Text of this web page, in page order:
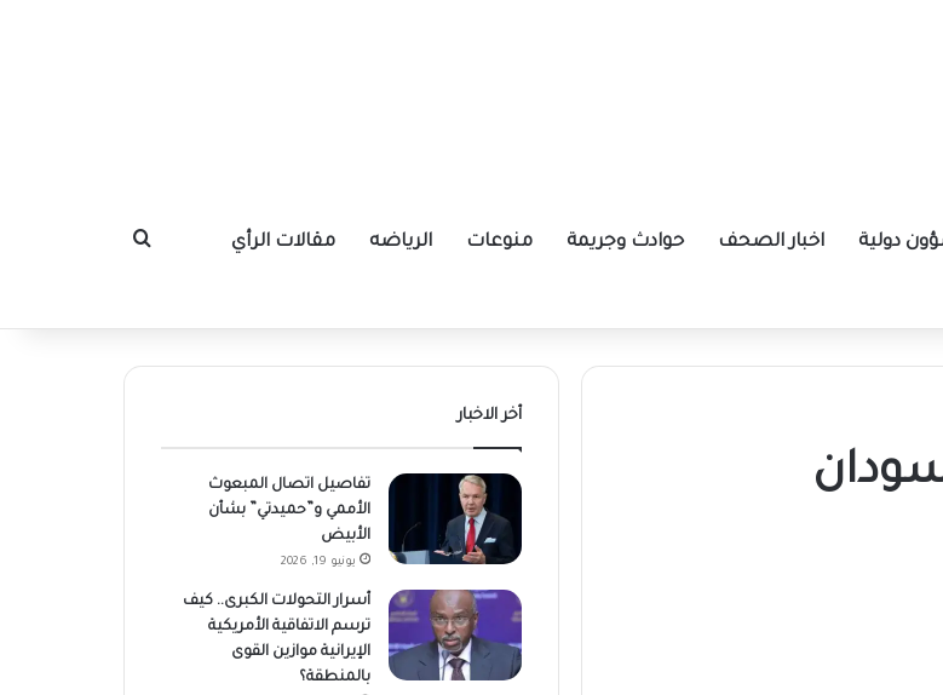
دولية اخبار الصحف حوادث وجريمة منوعات الرياضه مقالات الرأي بحث عن
بالمنطقة؟
أخر الاخبار
تفاصيل اتصال المبعوث
الأممي و”حميدتي” بشأن
الأبيض
يونيو 19, 2026
أسرار التحولات الكبرى.. كيف
ترسم الاتفاقية الأمريكية
الإيرانية موازين القوى
بالمنطقة؟